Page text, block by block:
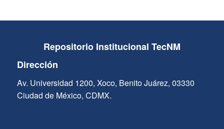
Repositorio Institucional TecNM
Dirección
Av. Universidad 1200, Xoco, Benito Juárez, 03330
Ciudad de México, CDMX.